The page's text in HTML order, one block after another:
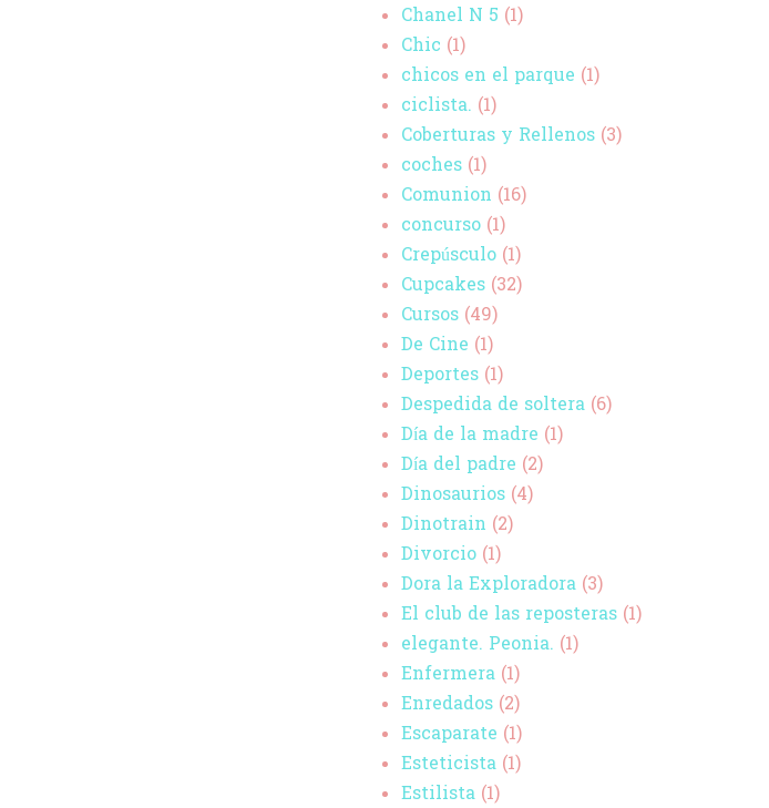
Chanel N 5 (1)
Chic (1)
chicos en el parque (1)
ciclista. (1)
Coberturas y Rellenos (3)
coches (1)
Comunion (16)
concurso (1)
Crepúsculo (1)
Cupcakes (32)
Cursos (49)
De Cine (1)
Deportes (1)
Despedida de soltera (6)
Día de la madre (1)
Día del padre (2)
Dinosaurios (4)
Dinotrain (2)
Divorcio (1)
Dora la Exploradora (3)
El club de las reposteras (1)
elegante. Peonia. (1)
Enfermera (1)
Enredados (2)
Escaparate (1)
Esteticista (1)
Estilista (1)